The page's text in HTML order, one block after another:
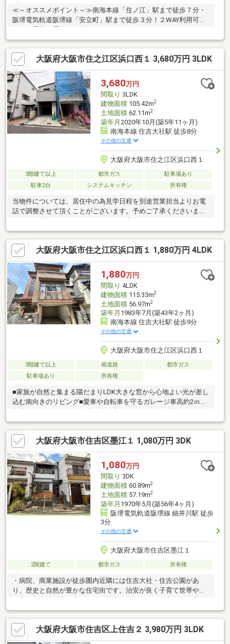
≪～オススメポイント～≫南海本線「住ノ江」駅まで徒歩７分・
阪堺電気軌道阪堺線「安立町」駅まで徒歩３分！２WAY利用可能♪
お住まい！ライフスタイルや家族構成に合わせて多目的にご使用
いただけます♪≪～利便性よい周辺環境～≫◆小学校…墨江小学校
まで徒歩７分◆中学校…墨江丘中学校まで徒歩６分◆スーパー…サ
ンディ住吉墨江店まで徒歩６分◆コンビニ…セブンイレブン大阪
浜口東2丁目店まで徒歩８分
大阪府大阪市住之江区浜口西１ 3,680万円 3LDK
3,680万円
間取り 3LDK
建物面積105.42m2
土地面積62.11m2
築年月 2020年10月(築5年11ヶ月)
南海本線 住吉大社駅 徒歩8分
その他の交通
大阪府大阪市住之江区浜口西１
3階建て以上 都市ガス
駐車場あり
駐車2台
システムキッチン 所有権
当物件については、居住中の為見学日程を別途営業担当よりお電
話で調整させて頂くことがございます。予めご了承くださいま
せ。≪～物件おすすめポイント～≫令和２年１０月築！まだまだ
綺麗なお住まいです！交通は、南海本線「住吉大社」駅まで徒歩
約８分の駅近物件！毎日の通勤・通学に便利ですね！プライバシ
ーを守る２階リビングですよ♪車は車種によりますが、駐車２台可
能です♪閑静な住宅地で子育て家族にピッタリ！お気軽にお問い合
わせください。≪～利便性良い周辺環境～≫◆小学校…粉浜小学
校まで徒歩１３分◆中学校…住吉第一中学校まで徒歩１５分◆ス
ーパー…プロマート住之江店まで徒歩７分
大阪府大阪市住之江区浜口西１ 1,880万円 4LDK
1,880万円
間取り 4LDK
建物面積115.33m2
土地面積56.97m2
築年月 1983年7月(築43年2ヶ月)
南海本線 住吉大社駅 徒歩9分
その他の交通
大阪府大阪市住之江区浜口西１
3階建て以上 南道路
都市ガス
駐車場あり
所有権
■家族が自然と集まる陽だまりLDK大きな窓から心地よい光が差し
込む南向きのリビング■愛車や自転車を守るガレージ車高約2ｍの
ーはもちろん、お子様の自転車やベビーカーも安心して置けま
す。■家族と繋がるカウンターキッチン料理中もリビングで遊ぶ
お子様の様子が見守れる安心の対面仕様。
大阪府大阪市住吉区墨江１ 1,080万円 3DK
1,080万円
間取り 3DK
建物面積60.89m2
土地面積57.19m2
築年月 1970年5月(築56年4ヶ月)
阪堺電気軌道阪堺線 細井川駅 徒歩
3分
その他の交通
大阪府大阪市住吉区墨江１
2階建て 都市ガス 所有権
・病院、商業施設が徒歩圏内近隣には住吉大社・住吉公園があ
り、歴史と自然が豊かな住宅街です。治安が良く子育て世帯や落
ち着いた生活を望む方に・・・都市へのアクセスも良く、便利な
がらにローカルな暮らしを両立できます♪住吉区・阿倍野区・天王
寺区・東住吉区・住之江区・西成区の土地・戸建・マンション・
収益物件等様々な物件を取り扱っています。インターネットへ掲
載の無い物件等もございますので、まずは１度お問い合わせくだ
大阪府大阪市住吉区上住吉２ 3,980万円 3LDK